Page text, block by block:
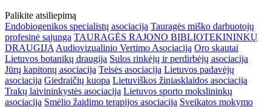
Palikite atsiliepimą
Endobiogenikos specialistų asociacija Tauragės miško darbuotojų
profesinė sąjunga TAURAGĖS RAJONO BIBLIOTEKININKŲ
DRAUGIJA Audiovizualinio Vertimo Asociacija Oro skautai
Lietuvos botanikų draugija Sulos rinkėjų ir perdirbėjų asociacija
Jūrų kapitonų asociacija Teisės asociacija Lietuvos padavėjų
asociacija Giedraičių kuopa Lietuviškos žiniasklaidos asociacija
Trakų laivininkystės asociacija Lietuvos sporto mokslininkų
asociacija Smėlio žaidimo terapijos asociacija Sveikatos mokymo